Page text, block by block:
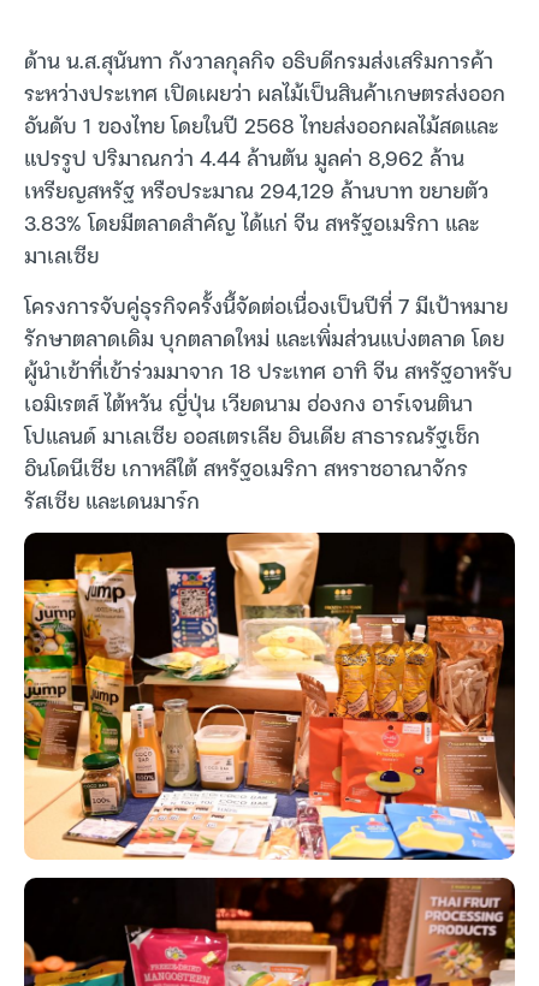
ด้าน น.ส.สุนันทา กังวาลกุลกิจ อธิบดีกรมส่งเสริมการค้า
ระหว่างประเทศ เปิดเผยว่า ผลไม้เป็นสินค้าเกษตรส่งออก
อันดับ 1 ของไทย โดยในปี 2568 ไทยส่งออกผลไม้สดและ
แปรรูป ปริมาณกว่า 4.44 ล้านตัน มูลค่า 8,962 ล้าน
เหรียญสหรัฐ หรือประมาณ 294,129 ล้านบาท ขยายตัว
3.83% โดยมีตลาดสำคัญ ได้แก่ จีน สหรัฐอเมริกา และ
มาเลเซีย
โครงการจับคู่ธุรกิจครั้งนี้จัดต่อเนื่องเป็นปีที่ 7 มีเป้าหมาย
รักษาตลาดเดิม บุกตลาดใหม่ และเพิ่มส่วนแบ่งตลาด โดย
ผู้นำเข้าที่เข้าร่วมมาจาก 18 ประเทศ อาทิ จีน สหรัฐอาหรับ
เอมิเรตส์ ไต้หวัน ญี่ปุ่น เวียดนาม ฮ่องกง อาร์เจนตินา
โปแลนด์ มาเลเซีย ออสเตรเลีย อินเดีย สาธารณรัฐเช็ก
อินโดนีเซีย เกาหลีใต้ สหรัฐอเมริกา สหราชอาณาจักร
รัสเซีย และเดนมาร์ก